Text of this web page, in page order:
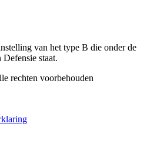
van het type B die onder de
staat.
rechten voorbehouden